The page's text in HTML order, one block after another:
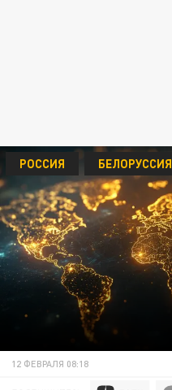
РОССИЯ БЕЛОРУССИЯ
12 ФЕВРАЛЯ 08:18